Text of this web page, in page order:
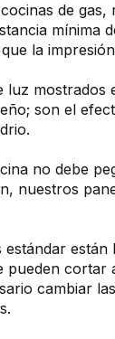
de gas,
mínima
la
luz mostrados
son el
no debe
nuestros
estándar están
pueden cortar
cambiar